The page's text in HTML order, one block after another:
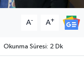
A- A+
Okunma Süresi: 2 Dk